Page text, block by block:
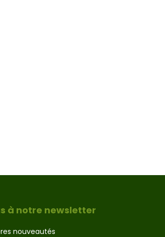
à notre newsletter
nouveautés